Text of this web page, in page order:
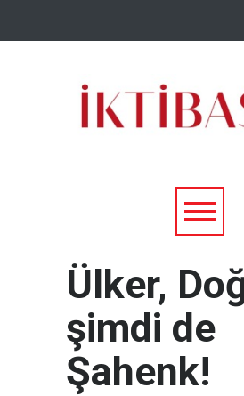
Ülker,
şimdi de
Şahenk!